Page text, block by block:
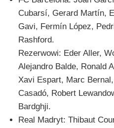
Cubarsí, Gerard Martín,
Gavi, Fermín López,
Rashford.
Rezerwowi: Eder Aller,
Alejandro Balde, Ronald
Xavi Espart, Marc
Casadó, Robert
Bardghji.
Real Madryt: Thibaut